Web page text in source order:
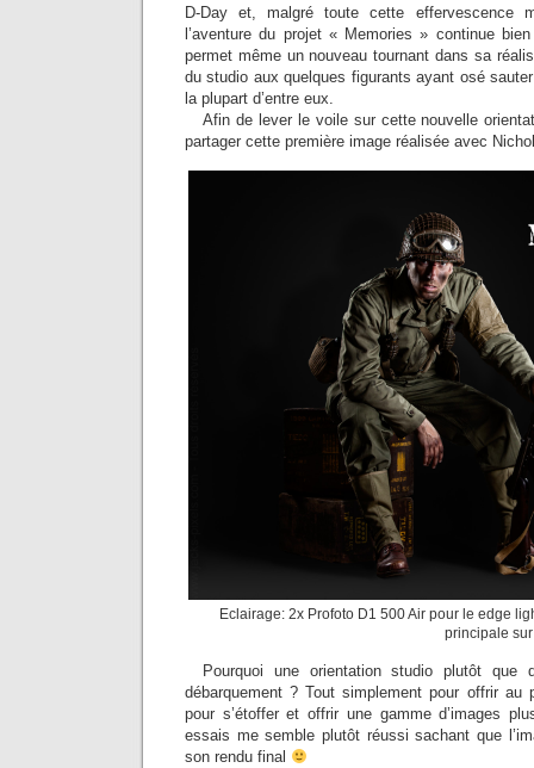
D-Day et, malgré toute cette effervescence
l’aventure du projet « Memories » continue
permet même un nouveau tournant dans sa
du studio aux quelques figurants ayant osé
la plupart d’entre eux.
Afin de lever le voile sur cette nouvelle
partager cette première image réalisée avec
Eclairage: 2x Profoto D1 500 Air pour le edge
principale
Pourquoi une orientation studio plutôt que
débarquement ? Tout simplement pour offrir au
pour s’étoffer et offrir une gamme d’images
essais me semble plutôt réussi sachant que
son rendu final